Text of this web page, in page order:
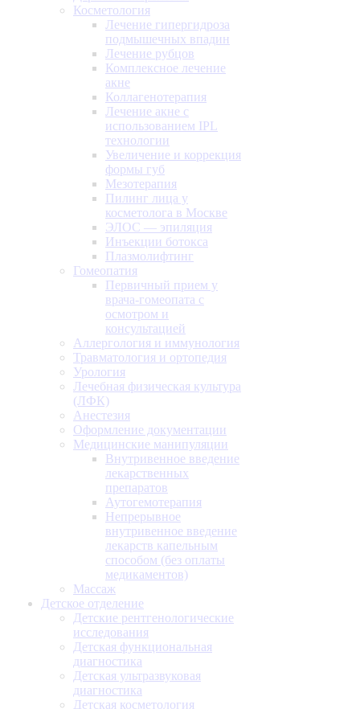
Косметология
Лечение гипергидроза
подмышечных впадин
Лечение рубцов
Комплексное лечение
акне
Коллагенотерапия
Лечение акне с
использованием IPL
технологии
Увеличение и коррекция
формы губ
Мезотерапия
Пилинг лица у
косметолога в Москве
ЭЛОС — эпиляция
Инъекции ботокса
Плазмолифтинг
Гомеопатия
Первичный прием у
врача-гомеопата с
осмотром и
консультацией
Аллергология и иммунология
Травматология и ортопедия
Урология
Лечебная физическая культура
(ЛФК)
Анестезия
Оформление документации
Медицинские манипуляции
Внутривенное введение
лекарственных
препаратов
Аутогемотерапия
Непрерывное
внутривенное введение
лекарств капельным
способом (без оплаты
медикаментов)
Массаж
Детское отделение
Детские рентгенологические
исследования
Детская функциональная
диагностика
Детская ультразвуковая
диагностика
Детская косметология